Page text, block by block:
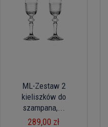
ML-Zestaw 2
kieliszków do
szampana,...
289,00 zł